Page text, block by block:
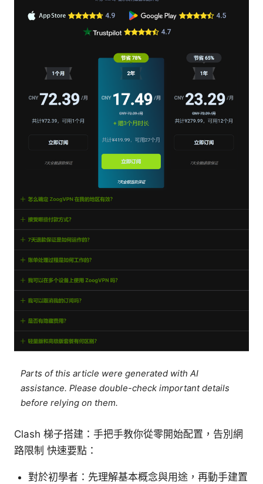
Parts of this article were generated with AI
assistance. Please double-check important details
before relying on them.
Clash 梯子搭建：手把手教你從零開始配置，告別網
路限制 快速要點：
對於初學者：先理解基本概念與用途，再動手建置